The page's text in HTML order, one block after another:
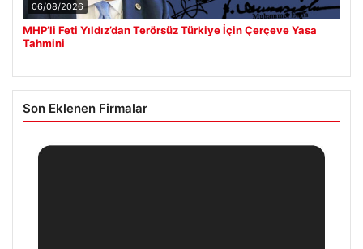
06/08/2026
MHP’li Feti Yıldız’dan Terörsüz Türkiye İçin Çerçeve Yasa
Tahmini
Son Eklenen Firmalar